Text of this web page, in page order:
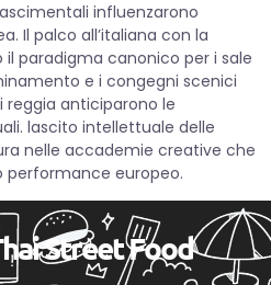
influenzarono
Il palco all’italiana con la
paradigma canonico per i sale
e i congegni scenici
reggia anticiparono le
lascito intellettuale delle
nelle accademie creative che
performance europeo.
Street Food